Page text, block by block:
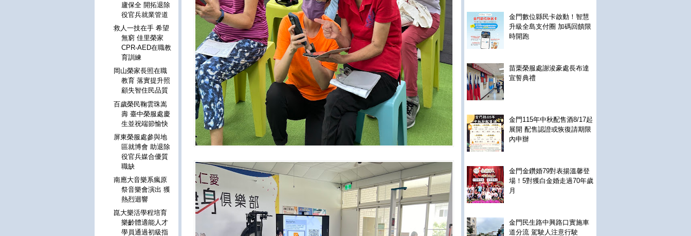
金門數位縣民卡啟動！智慧
升級全島支付圈 加碼回饋限
時開跑
苗栗榮服處謝浚豪處長布達
宣誓典禮
金門115年中秋配售酒8/17起
展開 配售認證或恢復請期限
內申辦
金門金鑽婚79對表揚溫馨登
場！5對獲白金婚走過70年歲
月
金門民生路中興路口實施車
道分流 駕駛人注意行駛
廬保全 開拓退除
役官兵就業管道
救人一技在手 希望
無窮 佳里榮家
CPR-AED在職教
育訓練
岡山榮家長照在職
教育 落實提升照
顧失智住民品質
百歲榮民鞠雲珠嵩
壽 臺中榮服處慶
生並祝端節愉快
屏東榮服處參與地
區就博會 助退除
役官兵媒合優質
職缺
南應大音樂系瘋原
祭音樂會演出 獲
熱烈迴響
崑大樂活學程培育
樂齡體適能人才
學員通過初級指